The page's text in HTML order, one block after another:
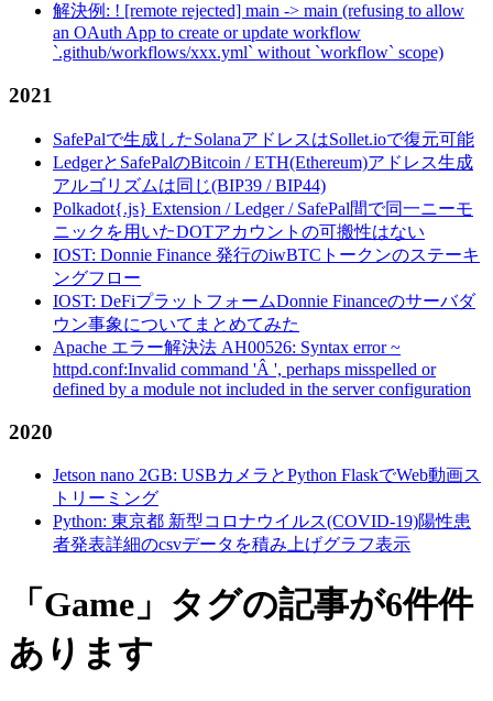
解決例: ! [remote rejected] main -> main (refusing to allow
an OAuth App to create or update workflow
`.github/workflows/xxx.yml` without `workflow` scope)
2021
SafePalで生成したSolanaアドレスはSollet.ioで復元可能
LedgerとSafePalのBitcoin / ETH(Ethereum)アドレス生成
アルゴリズムは同じ(BIP39 / BIP44)
Polkadot{.js} Extension / Ledger / SafePal間で同一ニーモ
ニックを用いたDOTアカウントの可搬性はない
IOST: Donnie Finance 発行のiwBTCトークンのステーキ
ングフロー
IOST: DeFiプラットフォームDonnie Financeのサーバダ
ウン事象についてまとめてみた
Apache エラー解決法 AH00526: Syntax error ~
httpd.conf:Invalid command 'Â ', perhaps misspelled or
defined by a module not included in the server configuration
2020
Jetson nano 2GB: USBカメラとPython FlaskでWeb動画ス
トリーミング
Python: 東京都 新型コロナウイルス(COVID-19)陽性患
者発表詳細のcsvデータを積み上げグラフ表示
「Game」タグの記事が6件件
あります